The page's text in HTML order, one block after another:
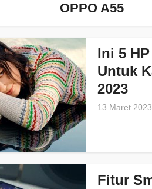
OPPO A55
Ini 5
Untuk
2023
13 Maret 2023
Fitur